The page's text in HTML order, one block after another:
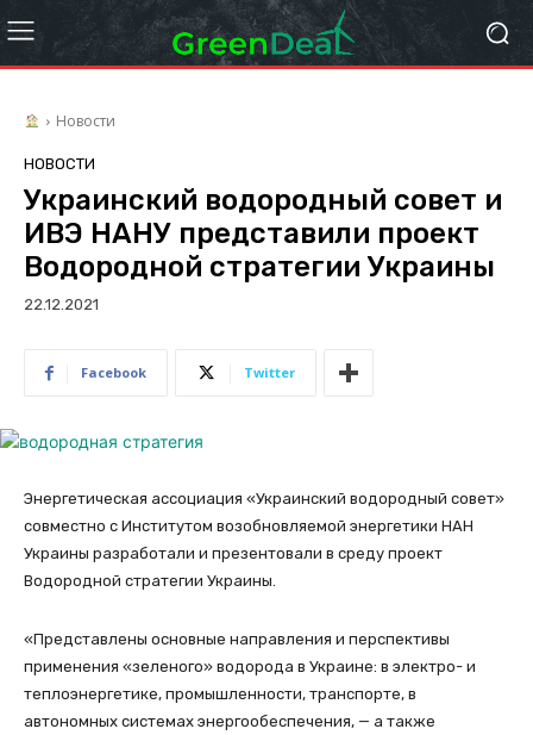
Новости
НОВОСТИ
Украинский водородный совет и
ИВЭ НАНУ представили проект
Водородной стратегии Украины
22.12.2021
Facebook Twitter
Энергетическая ассоциация «Украинский водородный совет»
совместно с Институтом возобновляемой энергетики НАН
Украины разработали и презентовали в среду проект
Водородной стратегии Украины.
«Представлены основные направления и перспективы
применения «зеленого» водорода в Украине: в электро- и
теплоэнергетике, промышленности, транспорте, в
автономных системах энергообеспечения, — а также